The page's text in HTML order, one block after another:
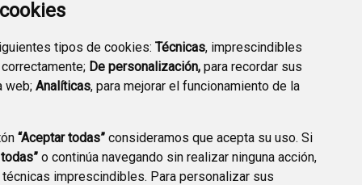
tipos de cookies: Técnicas, imprescindibles
De personalización, para recordar sus
web; Analíticas, para mejorar el funcionamiento de la
“Aceptar todas” consideramos que acepta su uso. Si
o continúa navegando sin realizar ninguna acción,
imprescindibles. Para personalizar sus
TRANSPARENCIA SEDE ELECTRÓNICA